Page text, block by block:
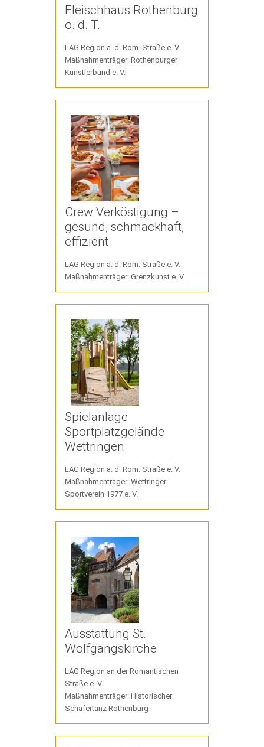
Fleischhaus Rothenburg
o. d. T.
LAG Region a. d. Rom. Straße e. V.
Maßnahmenträger: Rothenburger
Künstlerbund e. V.
Crew Verköstigung –
gesund, schmackhaft,
effizient
LAG Region a. d. Rom. Straße e. V.
Maßnahmenträger: Grenzkunst e. V.
Spielanlage
Sportplatzgelände
Wettringen
LAG Region a. d. Rom. Straße e. V.
Maßnahmenträger: Wettringer
Sportverein 1977 e. V.
Ausstattung St.
Wolfgangskirche
LAG Region an der Romantischen
Straße e. V.
Maßnahmenträger: Historischer
Schäfertanz Rothenburg